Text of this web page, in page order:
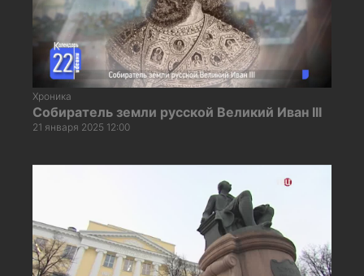
Хроника
Собиратель земли русской Великий Иван III
21 января 2025 12:00